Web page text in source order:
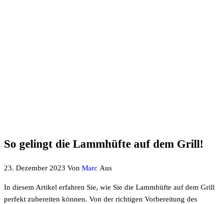
So gelingt die Lammhüfte auf dem Grill!
23. Dezember 2023 Von Marc Aus
In diesem Artikel erfahren Sie, wie Sie die Lammhüfte auf dem Grill
perfekt zubereiten können. Von der richtigen Vorbereitung des